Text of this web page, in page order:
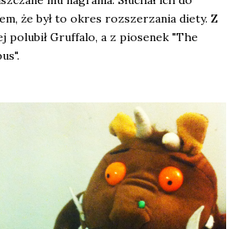
że był to okres rozszerzania diety. Z
polubił Gruffalo, a z piosenek "The